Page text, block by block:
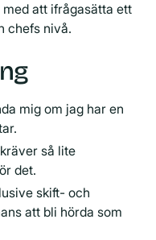
att ifrågasätta ett
chefs nivå.
mig om jag har en
så lite
det.
skift- och
att bli hörda som